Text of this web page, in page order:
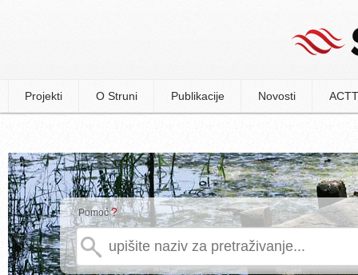
Projekti O Struni Publikacije Novosti
Pomoć?